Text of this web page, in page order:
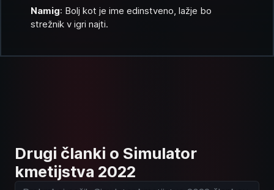
Namig: Bolj kot je ime edinstveno, lažje bo
strežnik v igri najti.
Drugi članki o Simulator
kmetijstva 2022